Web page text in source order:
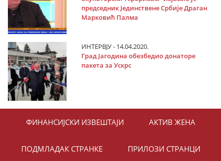
председник Јединствене Србије Драган
Марковић Палма
ИНТЕРВЈУ - 14.04.2020.
Град Јагодина обезбедио донаторе
пакета за Ускрс
ФИНАНСИЈСКИ ИЗВЕШТАЈИ АКТИВ ЖЕНА
ПОДМЛАДАК СТРАНКЕ ПРИЛОЗИ СТРАНЦИ